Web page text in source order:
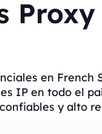
Proxy
en French
IP en todo el
y alto